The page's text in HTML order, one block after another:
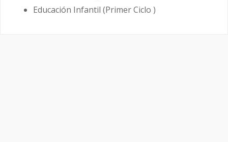
Educación Infantil (Primer Ciclo )